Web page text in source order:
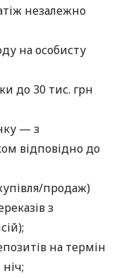
незалежно
на особисту
до 30 тис. грн
— з
відповідно до
продаж)
з
на термін